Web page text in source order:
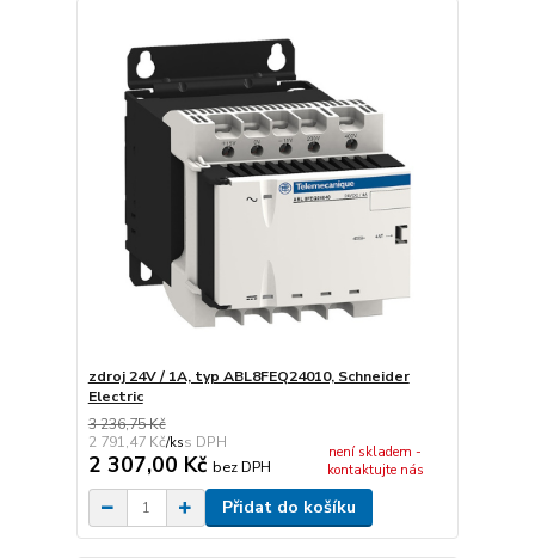
zdroj 24V / 1A, typ ABL8FEQ24010, Schneider
Electric
3 236,75 Kč
2 791,47 Kč/ks
2 307,00 Kč bez DPH
není skladem -
kontaktujte nás
Přidat do košíku